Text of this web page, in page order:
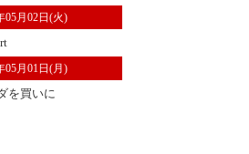
05月02日(火)
05月01日(月)
を買いに